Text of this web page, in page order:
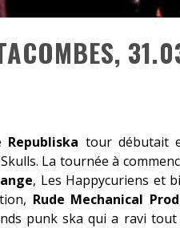
Republiska tour débutait
La tournée à
, Les Happycuriens et
Rude Mechanical
punk ska qui a ravi tout